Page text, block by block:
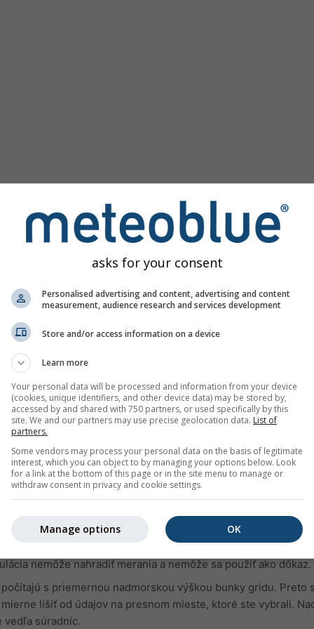
prístup k minulým simuláciám počasia pre každé miesto
za včera alebo históriu počasia za posledné roky. Diagramy
v hodinových intervaloch
obloha (svetlomodré pozadie). Čím tmavšie sivé pozadie,
0° = sever, 90° = východ, 180° = juh a 270° = západ). V
čiara znázorňuje rýchlosť vetra a veterná ruža smer vetra.
údaje, nie merané údaje, pre vybranú oblasť.
meranými údajmi meteorologickej stanice (pretože vo viac
žiadne merania). Simulačné údaje s vysokou
nahradiť merania. Pre oblasti alebo údaje s nižšou
nemôže nahradiť merania a nemôže sa použiť ako dôkaz.
s priemernou nadmorskou výškou bunky gridu. Preto
líšiť od údajov na presnom mieste, ktoré ste vybrali.
vedľa súradníc.
asks for your consent
Personalised advertising and content, advertising and content
measurement, audience research and services development
Store and/or access information on a device
Learn more
Your personal data will be processed and information from your device
(cookies, unique identifiers, and other device data) may be stored by,
accessed by and shared with 750 partners, or used specifically by this
site. We and our partners may use precise geolocation data. List of
partners.
Some vendors may process your personal data on the basis of legitimate
interest, which you can object to by managing your options below. Look
for a link at the bottom of this page or in the site menu to manage or
withdraw consent in privacy and cookie settings.
OK
Manage options